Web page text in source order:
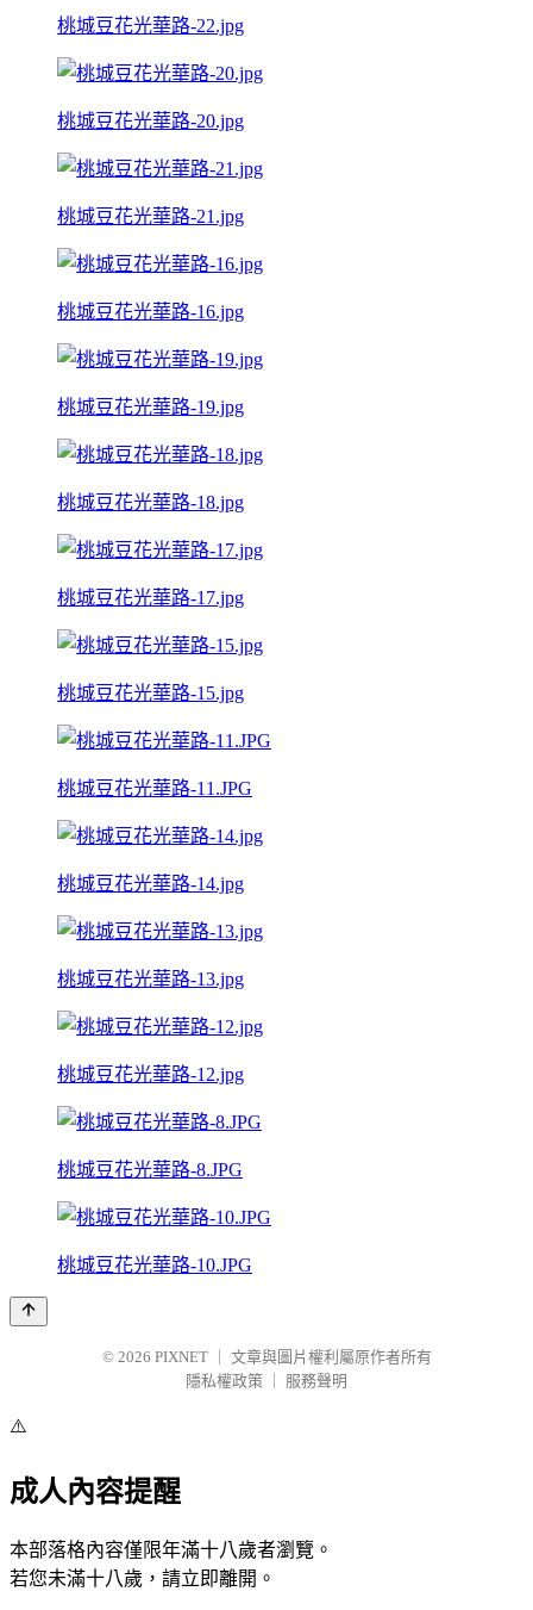
桃城豆花光華路-22.jpg
桃城豆花光華路-20.jpg
桃城豆花光華路-21.jpg
桃城豆花光華路-16.jpg
桃城豆花光華路-19.jpg
桃城豆花光華路-18.jpg
桃城豆花光華路-17.jpg
桃城豆花光華路-15.jpg
桃城豆花光華路-11.JPG
桃城豆花光華路-14.jpg
桃城豆花光華路-13.jpg
桃城豆花光華路-12.jpg
桃城豆花光華路-8.JPG
桃城豆花光華路-10.JPG
© 2026 PIXNET
文章與圖片權利屬原作者所有
隱私權政策
服務聲明
⚠️
成人內容提醒
本部落格內容僅限年滿十八歲者瀏覽。
若您未滿十八歲，請立即離開。